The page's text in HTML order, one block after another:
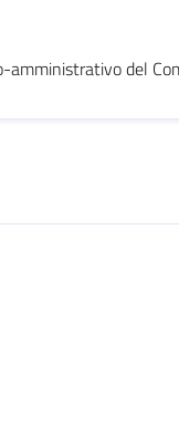
amministrativo del